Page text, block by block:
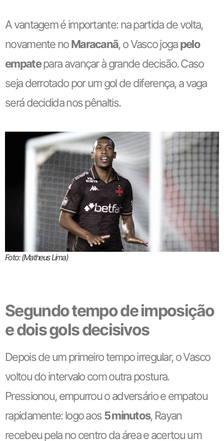
A vantagem é importante: na partida de volta,
novamente noMaracanã, o Vasco jogapelo
empatepara avançar à grande decisão. Caso
seja derrotado por um gol de diferença, a vaga
será decidida nos pênaltis.
Foto: (Matheus Lima)
Segundo tempo de imposição
e dois gols decisivos
Depois de um primeiro tempo irregular, o Vasco
voltou do intervalo com outra postura.
Pressionou, empurrou o adversário e empatou
rapidamente: logo aos5 minutos, Rayan
recebeu pela no centro da área e acertou um